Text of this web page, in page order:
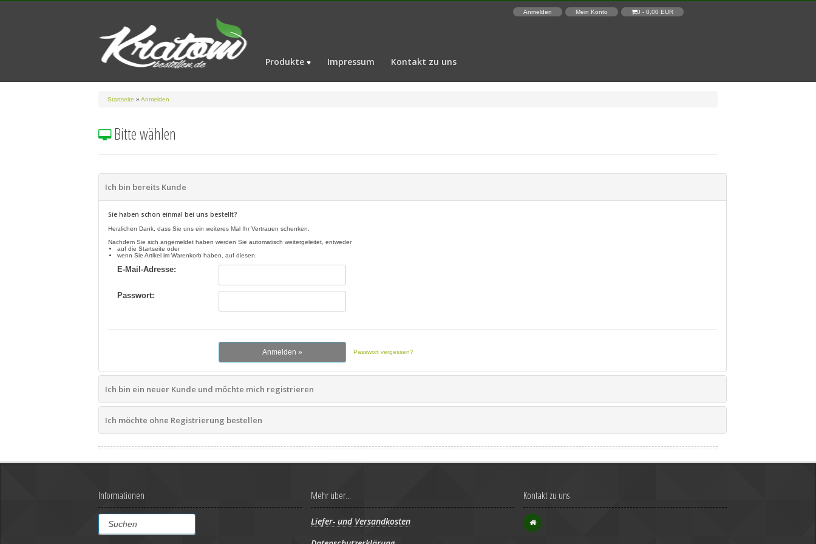
Produkte Impressum Kontakt zu uns
Anmelden Mein Konto 0 - 0,00 EUR
Startseite » Anmelden
Bitte wählen
Ich bin bereits Kunde
Sie haben schon einmal bei uns bestellt?
Herzlichen Dank, dass Sie uns ein weiteres Mal Ihr Vertrauen schenken.
Nachdem Sie sich angemeldet haben werden Sie automatisch weitergeleitet, entweder
auf die Startseite oder
wenn Sie Artikel im Warenkorb haben, auf diesen.
E-Mail-Adresse:
Passwort:
Passwort vergessen?
Ich bin ein neuer Kunde und möchte mich registrieren
Ich möchte ohne Registrierung bestellen
Informationen Mehr über...
Liefer- und Versandkosten
Kontakt zu uns